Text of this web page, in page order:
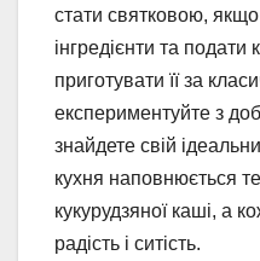
стати святковою,
інгредієнти та
приготувати її за
експериментуйте з
знайдете свій
кухня наповнюється
кукурудзяної каші, а
радість і ситість.